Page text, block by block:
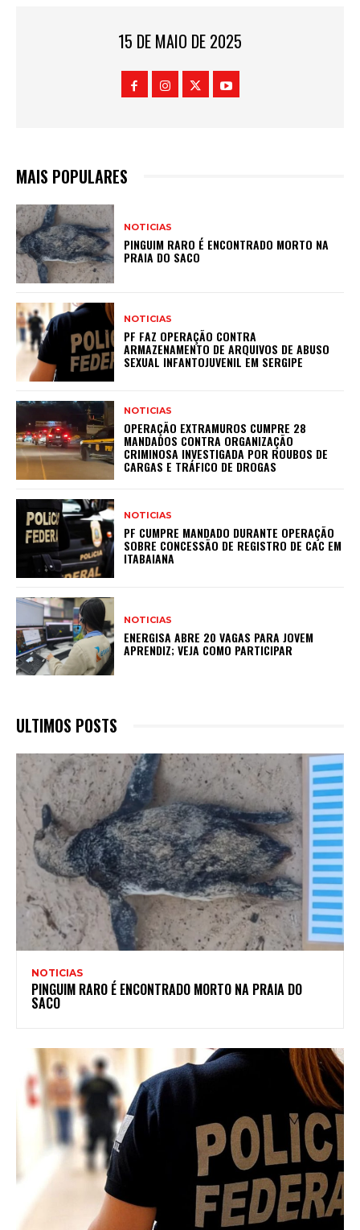
15 DE MAIO DE 2025
MAIS POPULARES
NOTICIAS
PINGUIM RARO É ENCONTRADO MORTO NA
PRAIA DO SACO
NOTICIAS
PF FAZ OPERAÇÃO CONTRA
ARMAZENAMENTO DE ARQUIVOS DE ABUSO
SEXUAL INFANTOJUVENIL EM SERGIPE
NOTICIAS
OPERAÇÃO EXTRAMUROS CUMPRE 28
MANDADOS CONTRA ORGANIZAÇÃO
CRIMINOSA INVESTIGADA POR ROUBOS DE
CARGAS E TRÁFICO DE DROGAS
NOTICIAS
PF CUMPRE MANDADO DURANTE OPERAÇÃO
SOBRE CONCESSÃO DE REGISTRO DE CAC EM
ITABAIANA
NOTICIAS
ENERGISA ABRE 20 VAGAS PARA JOVEM
APRENDIZ; VEJA COMO PARTICIPAR
ULTIMOS POSTS
NOTICIAS
PINGUIM RARO É ENCONTRADO MORTO NA PRAIA DO
SACO